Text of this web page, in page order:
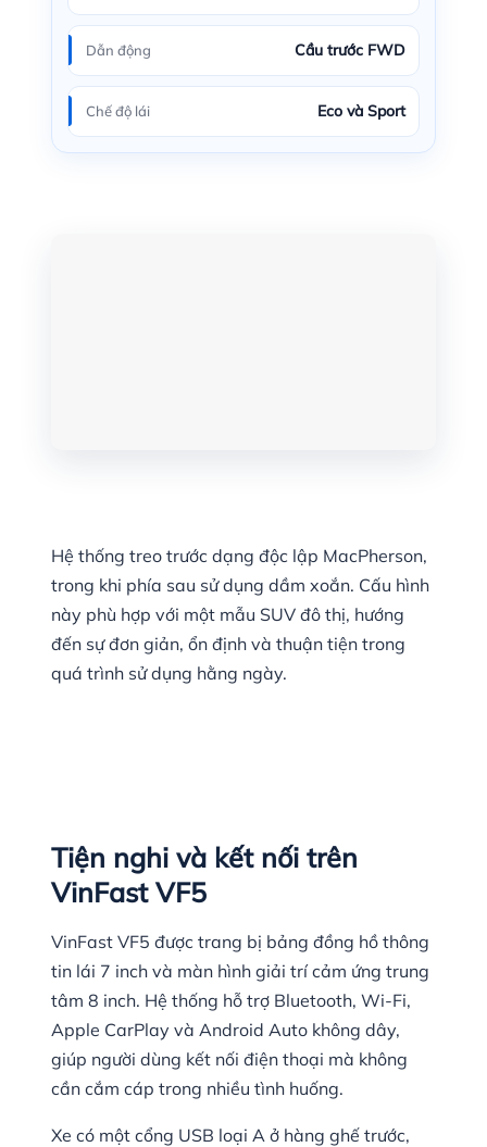
Dẫn động Cầu trước FWD
Chế độ lái Eco và Sport
Hệ thống treo trước dạng độc lập MacPherson,
trong khi phía sau sử dụng dầm xoắn. Cấu hình
này phù hợp với một mẫu SUV đô thị, hướng
đến sự đơn giản, ổn định và thuận tiện trong
quá trình sử dụng hằng ngày.
Tiện nghi và kết nối trên
VinFast VF5
VinFast VF5 được trang bị bảng đồng hồ thông
tin lái 7 inch và màn hình giải trí cảm ứng trung
tâm 8 inch. Hệ thống hỗ trợ Bluetooth, Wi-Fi,
Apple CarPlay và Android Auto không dây,
giúp người dùng kết nối điện thoại mà không
cần cắm cáp trong nhiều tình huống.
Xe có một cổng USB loại A ở hàng ghế trước,